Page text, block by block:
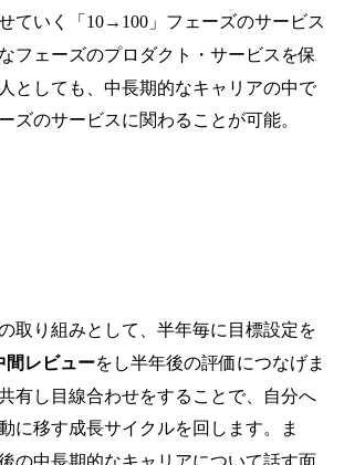
ていく「10→100」フェーズのサービス
フェーズのプロダクト・サービスを保
としても、中長期的なキャリアの中で
ズのサービスに関わることが可能。
取り組みとして、半年毎に目標設定を
間レビューをし半年後の評価につなげま
有し目線合わせをすることで、自分へ
に移す成長サイクルを回します。ま
の中長期的なキャリアについて話す面